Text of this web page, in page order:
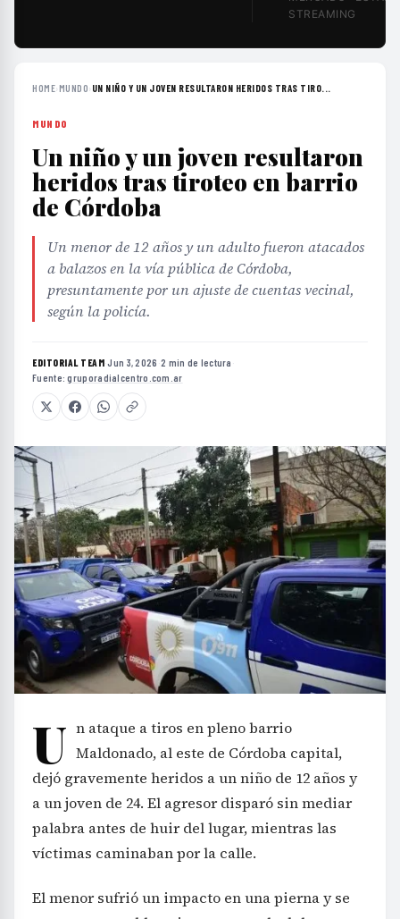
STREAMING
HOME›MUNDO› UN NIÑO Y UN JOVEN RESULTARON HERIDOS TRAS TIRO...
MUNDO
Un niño y un joven resultaron
heridos tras tiroteo en barrio
de Córdoba
Un menor de 12 años y un adulto fueron atacados
a balazos en la vía pública de Córdoba,
presuntamente por un ajuste de cuentas vecinal,
según la policía.
EDITORIAL TEAM·Jun 3, 2026 ·2 min de lectura ·
Fuente:gruporadialcentro.com.ar
U n ataque a tiros en pleno barrio
Maldonado, al este de Córdoba capital,
dejó gravemente heridos a un niño de 12 años y
a un joven de 24. El agresor disparó sin mediar
palabra antes de huir del lugar, mientras las
víctimas caminaban por la calle.
El menor sufrió un impacto en una pierna y se